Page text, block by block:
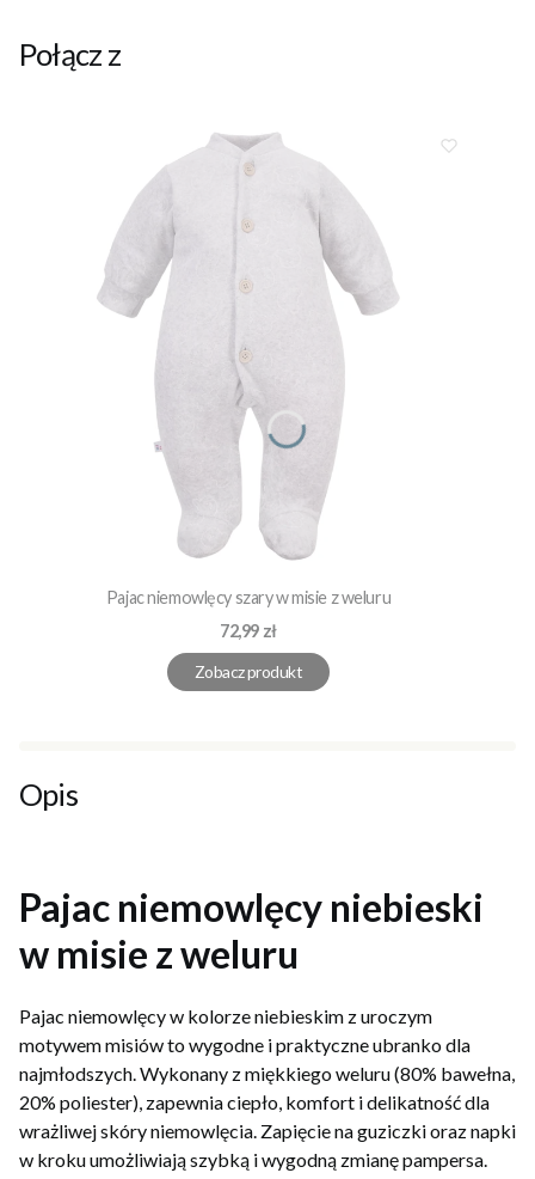
Połącz z
Pajac niemowlęcy szary w misie z weluru
Cena
72,99 zł
Zobacz produkt
Opis
Pajac niemowlęcy niebieski
w misie z weluru
Pajac niemowlęcy w kolorze niebieskim z uroczym
motywem misiów to wygodne i praktyczne ubranko dla
najmłodszych. Wykonany z miękkiego weluru (80% bawełna,
20% poliester), zapewnia ciepło, komfort i delikatność dla
wrażliwej skóry niemowlęcia. Zapięcie na guziczki oraz napki
w kroku umożliwiają szybką i wygodną zmianę pampersa.